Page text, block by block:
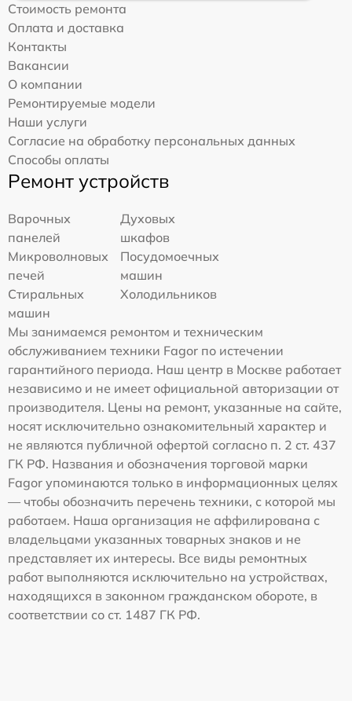
Стоимость ремонта
Оплата и доставка
Контакты
Вакансии
О компании
Ремонтируемые модели
Наши услуги
Согласие на обработку персональных данных
Способы оплаты
Ремонт устройств
Варочных
панелей
Духовых
шкафов
Микроволновых
печей
Посудомоечных
машин
Стиральных
машин
Холодильников
Мы занимаемся ремонтом и техническим
обслуживанием техники Fagor по истечении
гарантийного периода. Наш центр в Москве работает
независимо и не имеет официальной авторизации от
производителя. Цены на ремонт, указанные на сайте,
носят исключительно ознакомительный характер и
не являются публичной офертой согласно п. 2 ст. 437
ГК РФ. Названия и обозначения торговой марки
Fagor упоминаются только в информационных целях
— чтобы обозначить перечень техники, с которой мы
работаем. Наша организация не аффилирована с
владельцами указанных товарных знаков и не
представляет их интересы. Все виды ремонтных
работ выполняются исключительно на устройствах,
находящихся в законном гражданском обороте, в
соответствии со ст. 1487 ГК РФ.